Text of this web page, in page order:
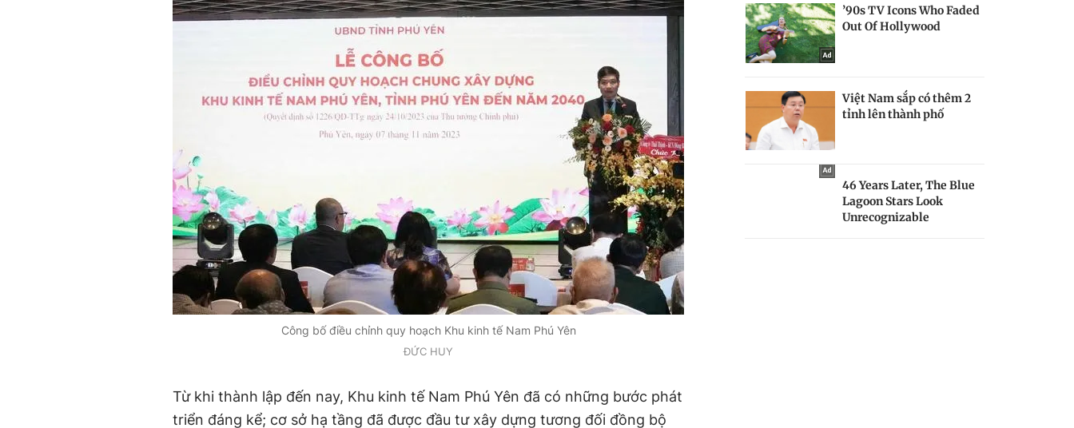
Công bố điều chỉnh quy hoạch Khu kinh tế Nam Phú Yên
ĐỨC HUY
Từ khi thành lập đến nay, Khu kinh tế Nam Phú Yên đã có những bước phát
triển đáng kể; cơ sở hạ tầng đã được đầu tư xây dựng tương đối đồng bộ